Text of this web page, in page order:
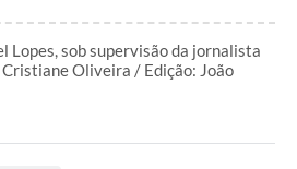
Lopes, sob supervisão da jornalista
Oliveira / Edição: João